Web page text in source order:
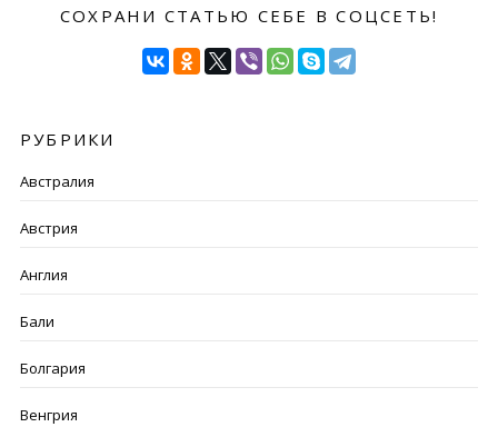
СОХРАНИ СТАТЬЮ СЕБЕ В СОЦСЕТЬ!
РУБРИКИ
Австралия
Австрия
Англия
Бали
Болгария
Венгрия